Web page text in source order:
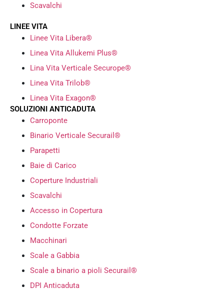
Scavalchi
LINEE VITA
Linee Vita Libera®
Linea Vita Allukemi Plus®
Lina Vita Verticale Securope®
Linea Vita Trilob®
Linea Vita Exagon®
SOLUZIONI ANTICADUTA
Carroponte
Binario Verticale Securail®
Parapetti
Baie di Carico
Coperture Industriali
Scavalchi
Accesso in Copertura
Condotte Forzate
Macchinari
Scale a Gabbia
Scale a binario a pioli Securail®
DPI Anticaduta